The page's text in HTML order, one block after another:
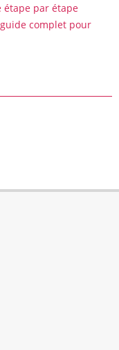
étape par étape
complet pour